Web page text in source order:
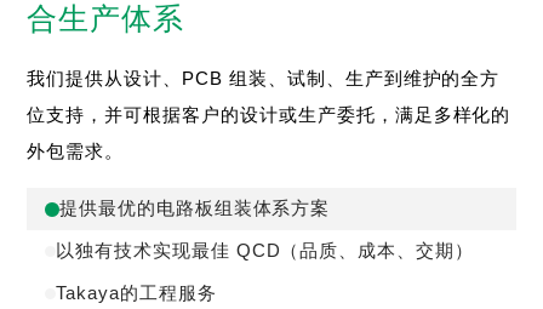
合生产体系
我们提供从设计、PCB 组装、试制、生产到维护的全方
位支持，并可根据客户的设计或生产委托，满足多样化的
外包需求。
提供最优的电路板组装体系方案
以独有技术实现最佳 QCD（品质、成本、交期）
Takaya的工程服务